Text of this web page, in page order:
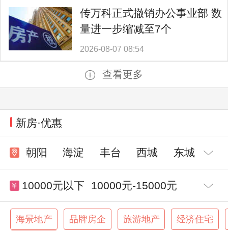
传万科正式撤销办公事业部 数
量进一步缩减至7个
2026-08-07 08:54
查看更多
新房·优惠
朝阳 海淀 丰台 西城 东城
10000元以下 10000元-15000元
15000元-20000元 20000元-30000元
海景地产 品牌房企 旅游地产
经济住宅